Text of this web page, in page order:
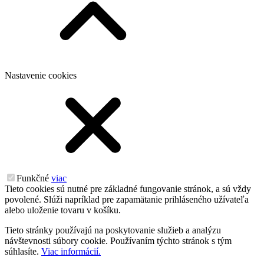
Nastavenie cookies
Funkčné viac
Tieto cookies sú nutné pre základné fungovanie stránok, a sú vždy
povolené. Slúži napríklad pre zapamätanie prihláseného užívateľa
alebo uloženie tovaru v košíku.
Tieto stránky používajú na poskytovanie služieb a analýzu
návštevnosti súbory cookie. Používaním týchto stránok s tým
súhlasíte. Viac informácií.